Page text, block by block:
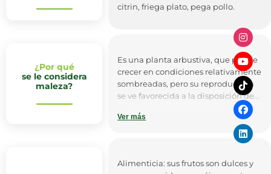
citrin, friega plato, pega pollo.
¿Por qué
se le considera
maleza?
Es una planta arbustiva, que puede
crecer en condiciones relativamente
sombreadas, pero su reproducción
se ve favorecida a la disposición de
la luz y su mayor competencia se da
por la profundidad de la raíz, que le
permite obtener los nutrientes del
Ver más
Alimenticia: sus frutos son dulces y